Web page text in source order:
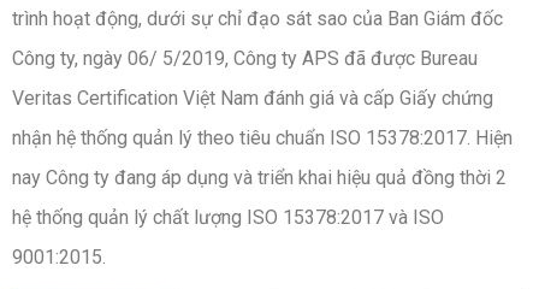
trình hoạt động, dưới sự chỉ đạo sát sao của Ban Giám đốc
Công ty, ngày 06/ 5/2019, Công ty APS đã được Bureau
Veritas Certification Việt Nam đánh giá và cấp Giấy chứng
nhận hệ thống quản lý theo tiêu chuẩn ISO 15378:2017. Hiện
nay Công ty đang áp dụng và triển khai hiệu quả đồng thời 2
hệ thống quản lý chất lượng ISO 15378:2017 và ISO
9001:2015.